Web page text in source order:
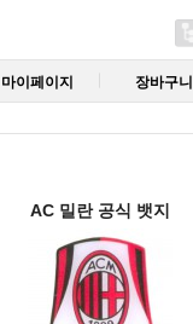
마이페이지 장바구니
AC 밀란 공식 뱃지